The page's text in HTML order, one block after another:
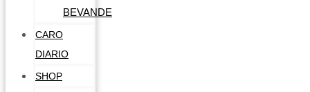
BEVANDE
CARO
DIARIO
SHOP